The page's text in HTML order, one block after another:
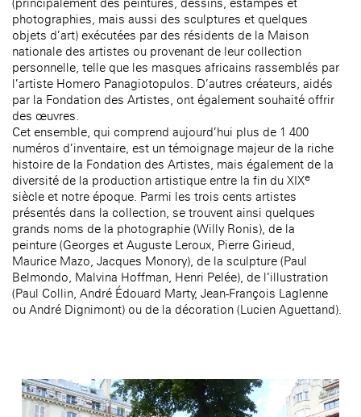
photographies, mais aussi des sculptures et quelques
objets d’art) exécutées par des résidents de la Maison
nationale des artistes ou provenant de leur collection
personnelle, telle que les masques africains rassemblés par
l’artiste Homero Panagiotopulos. D’autres créateurs, aidés
par la Fondation des Artistes, ont également souhaité offrir
des œuvres.
Cet ensemble, qui comprend aujourd’hui plus de 1 400
numéros d’inventaire, est un témoignage majeur de la riche
histoire de la Fondation des Artistes, mais également de la
diversité de la production artistique entre la fin du XIXe
siècle et notre époque. Parmi les trois cents artistes
présentés dans la collection, se trouvent ainsi quelques
grands noms de la photographie (Willy Ronis), de la
peinture (Georges et Auguste Leroux, Pierre Girieud,
Maurice Mazo, Jacques Monory), de la sculpture (Paul
Belmondo, Malvina Hoffman, Henri Pelée), de l’illustration
(Paul Collin, André Édouard Marty, Jean-François Laglenne
ou André Dignimont) ou de la décoration (Lucien Aguettand).